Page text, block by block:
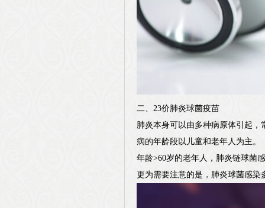
二、23价肺炎球菌疫苗
肺炎本身可以由多种病原体引起
病的年龄段以儿童和老年人为主。
年龄>60岁的老年人，肺炎链球菌
更为需要注意的是，肺炎球菌感